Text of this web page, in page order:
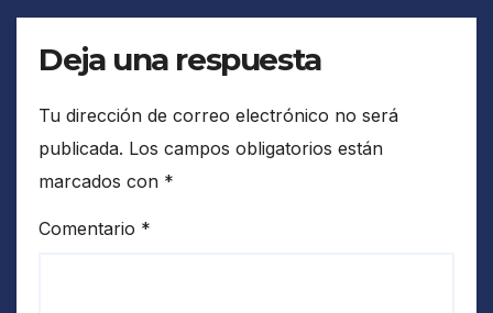
Deja una respuesta
Tu dirección de correo electrónico no será
publicada. Los campos obligatorios están
marcados con *
Comentario *